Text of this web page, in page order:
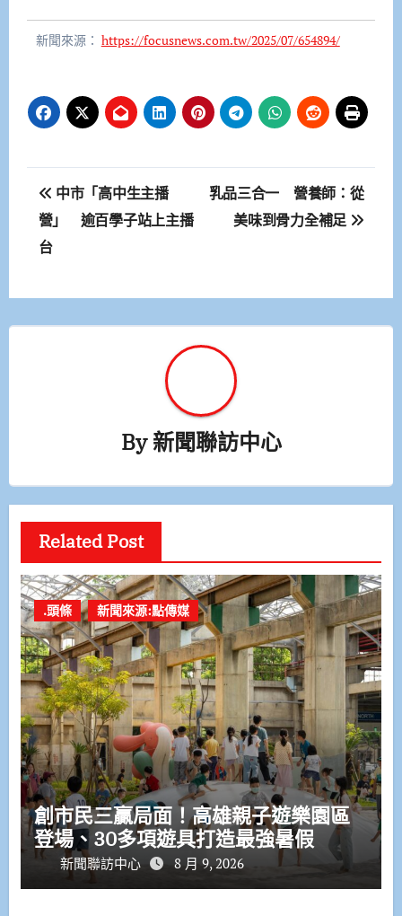
新聞來源： https://focusnews.com.tw/2025/07/654894/
文
章
導
覽
中市「高中生主播
營」 逾百學子站上主播
台
乳品三合一 營養師：從
美味到骨力全補足
By新聞聯訪中心
Related Post
.頭條 新聞來源:點傳媒
創市民三贏局面！高雄親子遊樂園區
登場、30多項遊具打造最強暑假
新聞聯訪中心 8 月 9, 2026